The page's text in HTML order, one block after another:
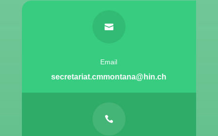

Email
secretariat.cmmontana@hin.ch
